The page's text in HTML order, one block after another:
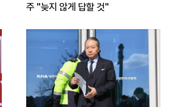
주 "늦지 않게 답할 것"